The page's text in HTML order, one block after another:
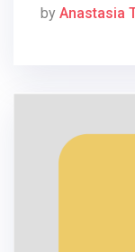
by Anastasia